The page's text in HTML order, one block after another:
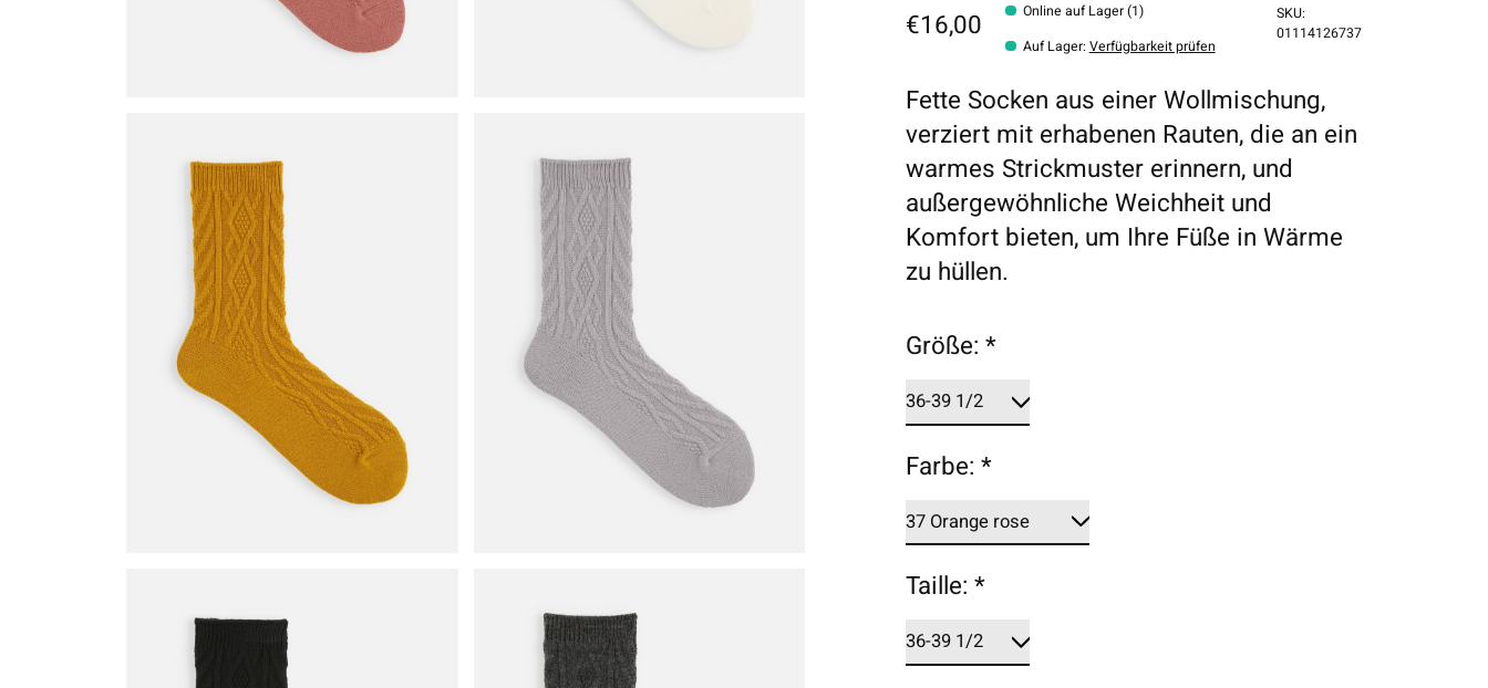
€16,00
Online auf Lager (1)
Auf Lager: Verfügbarkeit prüfen
SKU:
01114126737
Fette Socken aus einer Wollmischung,
verziert mit erhabenen Rauten, die an ein
warmes Strickmuster erinnern, und
außergewöhnliche Weichheit und
Komfort bieten, um Ihre Füße in Wärme
zu hüllen.
Größe:*
Farbe:*
Taille:*